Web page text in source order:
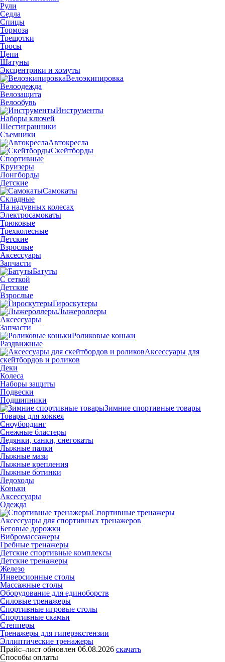
Рули
Седла
Спицы
Тормоза
Трещотки
Тросы
Цепи
Шатуны
Эксцентрики и хомуты
Велоэкипировка
Велоодежда
Велозащита
Велообувь
Инструменты
Наборы ключей
Шестигранники
Съемники
Автокресла
Скейтборды
Спортивные
Круизеры
Лонгборды
Детские
Самокаты
Складные
На надувных колесах
Электросамокаты
Трюковые
Трехколесные
Детские
Взрослые
Аксессуары
Запчасти
Батуты
С сеткой
Детские
Взрослые
Гироскутеры
Лыжероллеры
Аксессуары
Запчасти
Роликовые коньки
Раздвижные
Аксессуары для
скейтбордов и роликов
Деки
Колеса
Наборы защиты
Подвески
Подшипники
Зимние спортивные товары
Товары для хоккея
Сноубординг
Снежные бластеры
Ледянки, санки, снегокаты
Лыжные палки
Лыжные мази
Лыжные крепления
Лыжные ботинки
Ледоходы
Коньки
Аксессуары
Одежда
Спортивные тренажеры
Аксессуары для спортивных тренажеров
Беговые дорожки
Вибромассажеры
Гребные тренажеры
Детские спортивные комплексы
Детские тренажеры
Железо
Инверсионные столы
Массажные столы
Оборудование для единоборств
Силовые тренажеры
Спортивные игровые столы
Спортивные скамьи
Степперы
Тренажеры для гиперэкстензии
Эллиптические тренажеры
Прайс–лист обновлен 06.08.2026 скачать
Способы оплаты